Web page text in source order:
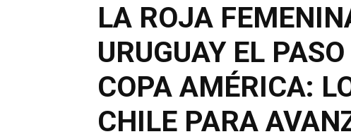
LA ROJA
URUGUAY EL
COPA AMÉRICA:
CHILE PARA